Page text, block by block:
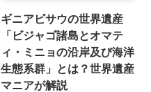
ギニアビサウの世界遺産
「ビジャゴ諸島とオマテ
ィ・ミニョの沿岸及び海洋
生態系群」とは？世界遺産
マニアが解説